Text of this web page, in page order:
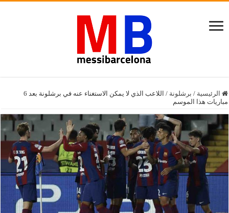
الرئيسية / برشلونة /
اللاعب الذي لا يمكن الاستغناء عنه في برشلونة بعد 6
مباريات هذا الموسم